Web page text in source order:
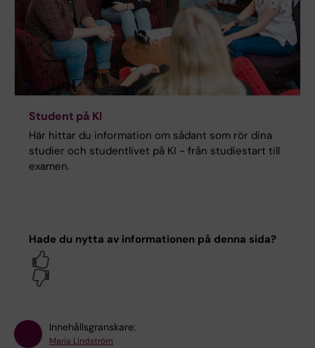
Student på KI
Här hittar du information om sådant som rör dina
studier och studentlivet på KI - från studiestart till
examen.
Hade du nytta av informationen på denna sida?
Innehållsgranskare:
Maria Lindström